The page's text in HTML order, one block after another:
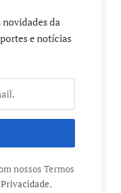
da
e notícias
nossos Termos
.